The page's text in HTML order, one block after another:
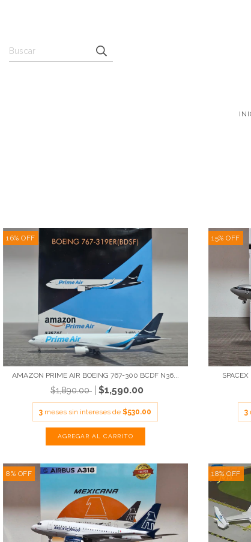
16% OFF
AMAZON PRIME AIR BOEING 767-300 BCDF N36...
$1,890.00 $1,590.00
3 meses sin intereses de$530.00
15%OFF
3
8% OFF 18%OFF